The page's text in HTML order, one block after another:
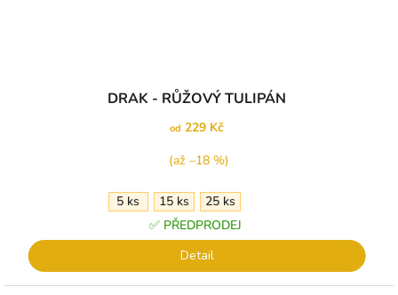
hodnocení
je
z
hvězdiček.
DRAK - RŮŽOVÝ TULIPÁN
od 229 Kč
(až –18 %)
5 ks 15 ks
25 ks
✅ PŘEDPRODEJ
Detail